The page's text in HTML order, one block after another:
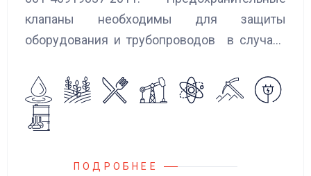
клапаны необходимы для защиты
оборудования и трубопроводов в случаях
сброса среды в систему низкого давления.
ПОДРОБНЕЕ